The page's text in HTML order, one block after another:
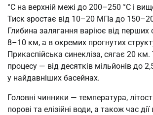
°C на верхній межі до 200–250 °C і
Тиск зростає від 10–20 МПа до
Глибина залягання варіює від перших
8–10 км, а в окремих прогнутих
Прикаспійська синекліза, сягає 20 км.
процесу — від десятків мільйонів до
у найдавніших басейнах.
Головні чинники — температура,
порові та елізійні води, а також час